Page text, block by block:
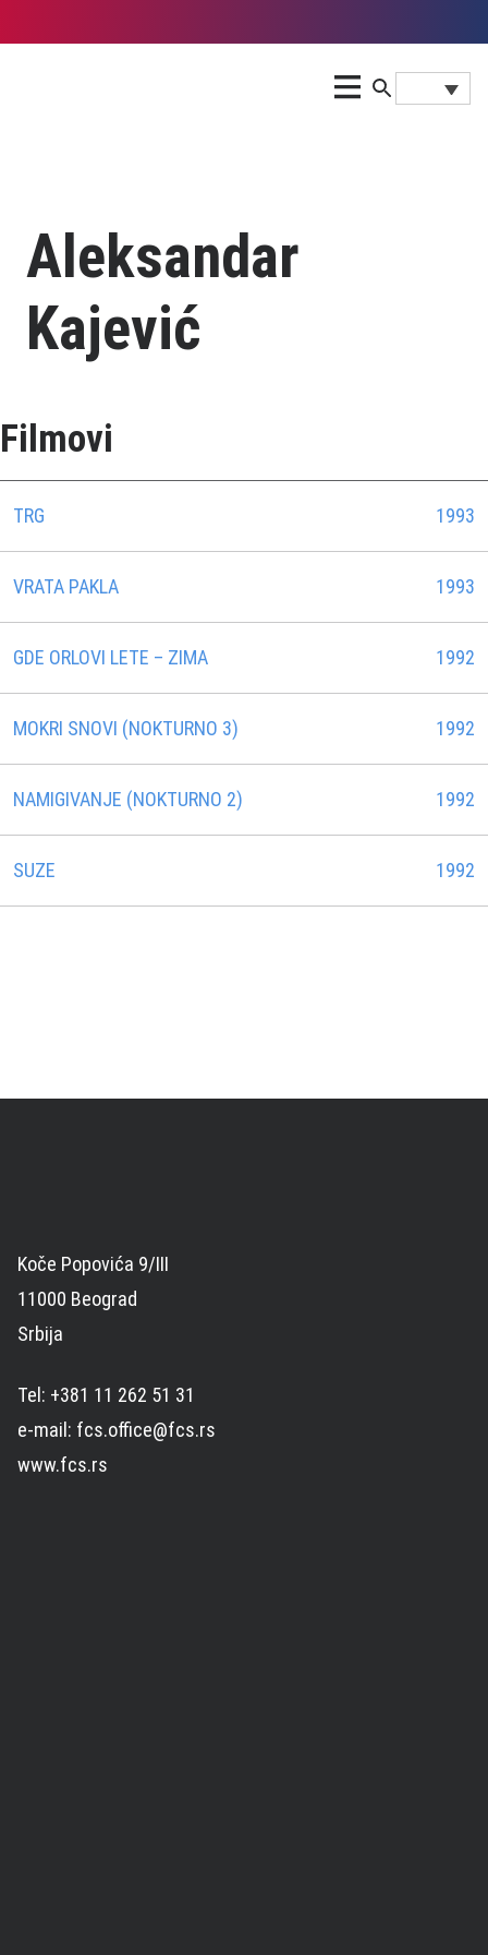
Aleksandar
Kajević
Filmovi
TRG 1993
VRATA PAKLA 1993
GDE ORLOVI LETE – ZIMA 1992
MOKRI SNOVI (NOKTURNO 3) 1992
NAMIGIVANJE (NOKTURNO 2) 1992
SUZE 1992
Koče Popovića 9/III
11000 Beograd
Srbija
Tel: +381 11 262 51 31
e-mail: fcs.office@fcs.rs
www.fcs.rs